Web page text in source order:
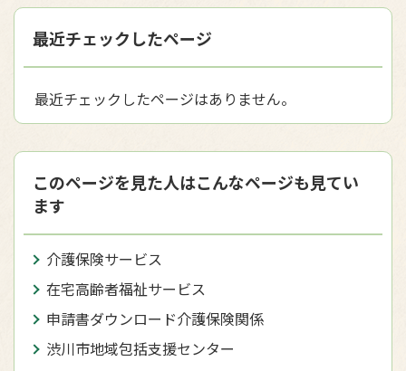
最近チェックしたページ
最近チェックしたページはありません。
このページを見た人はこんなページも見てい
ます
介護保険サービス
在宅高齢者福祉サービス
申請書ダウンロード介護保険関係
渋川市地域包括支援センター